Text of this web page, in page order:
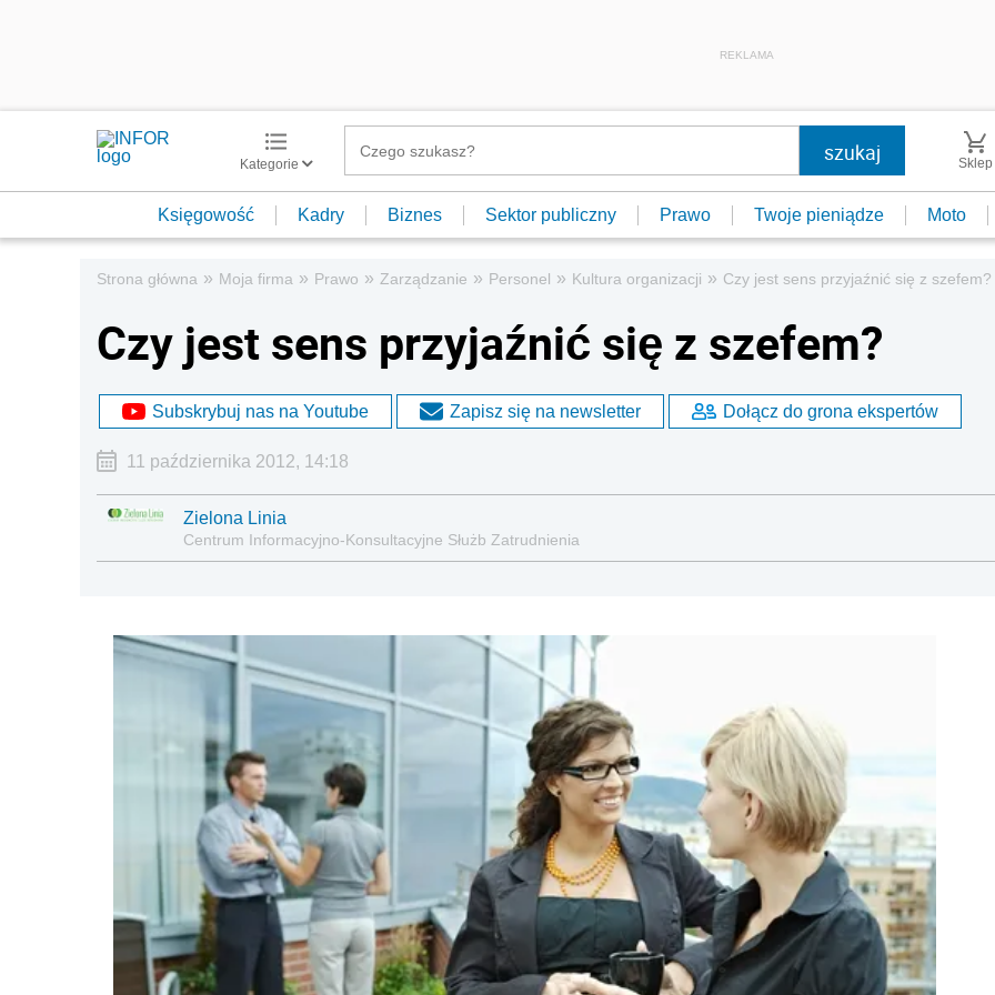
REKLAMA
Kategorie Sklep
Księgowość Kadry Biznes Sektor publiczny Prawo Twoje pieniądze Moto
Strona główna » Moja firma » Prawo » Zarządzanie » Personel » Kultura organizacji » Czy jest sens przyjaźnić się z szefem?
Czy jest sens przyjaźnić się z szefem?
Subskrybuj nas na Youtube Zapisz się na newsletter Dołącz do grona ekspertów
11 października 2012, 14:18
Zielona Linia
Centrum Informacyjno-Konsultacyjne Służb Zatrudnienia